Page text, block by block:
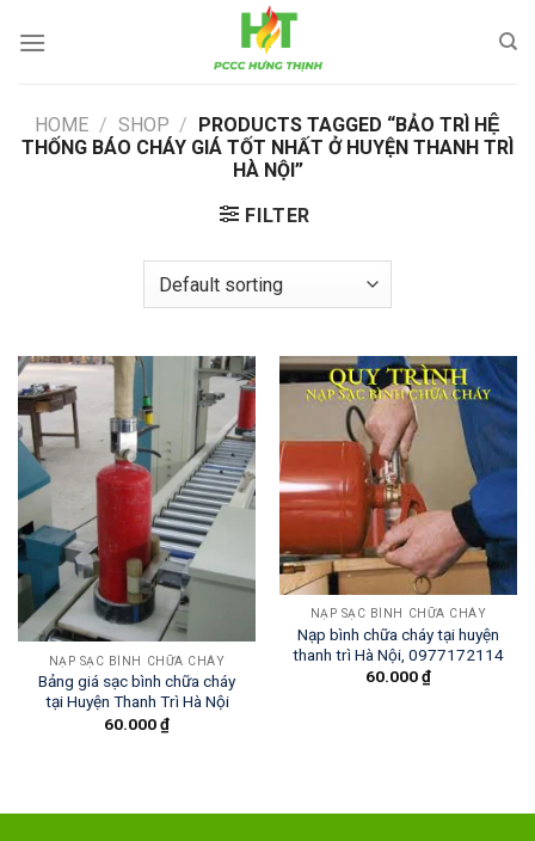
HOME / SHOP / PRODUCTS TAGGED “BẢO TRÌ HỆ
THỐNG BÁO CHÁY GIÁ TỐT NHẤT Ở HUYỆN THANH TRÌ
HÀ NỘI”
FILTER
NẠP SẠC BÌNH CHỮA CHÁY
Bảng giá sạc bình chữa cháy
tại Huyện Thanh Trì Hà Nội
60.000₫
NẠP SẠC BÌNH CHỮA CHÁY
Nạp bình chữa cháy tại huyện
thanh trì Hà Nội, 0977172114
60.000₫